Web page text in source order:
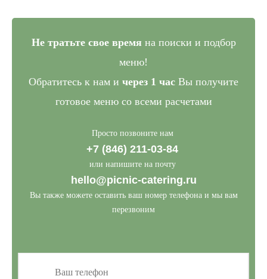
Не тратьте свое время на поиски и подбор
меню!
Обратитесь к нам и через 1 час Вы получите
готовое меню со всеми расчетами
Просто позвоните нам
+7 (846) 211-03-84
или напишите на почту
hello@picnic-catering.ru
Вы также можете оставить ваш номер телефона и мы вам
перезвоним